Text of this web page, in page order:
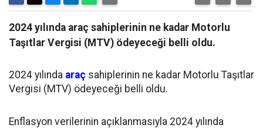
2024 yılında araç sahiplerinin ne kadar Motorlu
Taşıtlar Vergisi (MTV) ödeyeceği belli oldu.
2024 yılında araç sahiplerinin ne kadar Motorlu Taşıtlar
Vergisi (MTV) ödeyeceği belli oldu.
Enflasyon verilerinin açıklanmasıyla 2024 yılında